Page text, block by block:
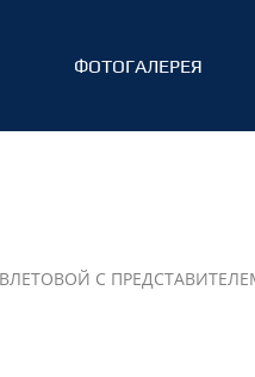
ФОТОГАЛЕРЕЯ
С